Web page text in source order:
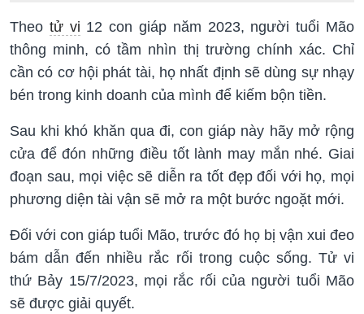
Theo tử vi 12 con giáp năm 2023, người tuổi Mão
thông minh, có tầm nhìn thị trường chính xác. Chỉ
cần có cơ hội phát tài, họ nhất định sẽ dùng sự nhạy
bén trong kinh doanh của mình để kiếm bộn tiền.
Sau khi khó khăn qua đi, con giáp này hãy mở rộng
cửa để đón những điều tốt lành may mắn nhé. Giai
đoạn sau, mọi việc sẽ diễn ra tốt đẹp đối với họ, mọi
phương diện tài vận sẽ mở ra một bước ngoặt mới.
Đối với con giáp tuổi Mão, trước đó họ bị vận xui đeo
bám dẫn đến nhiều rắc rối trong cuộc sống. Tử vi
thứ Bảy 15/7/2023, mọi rắc rối của người tuổi Mão
sẽ được giải quyết.